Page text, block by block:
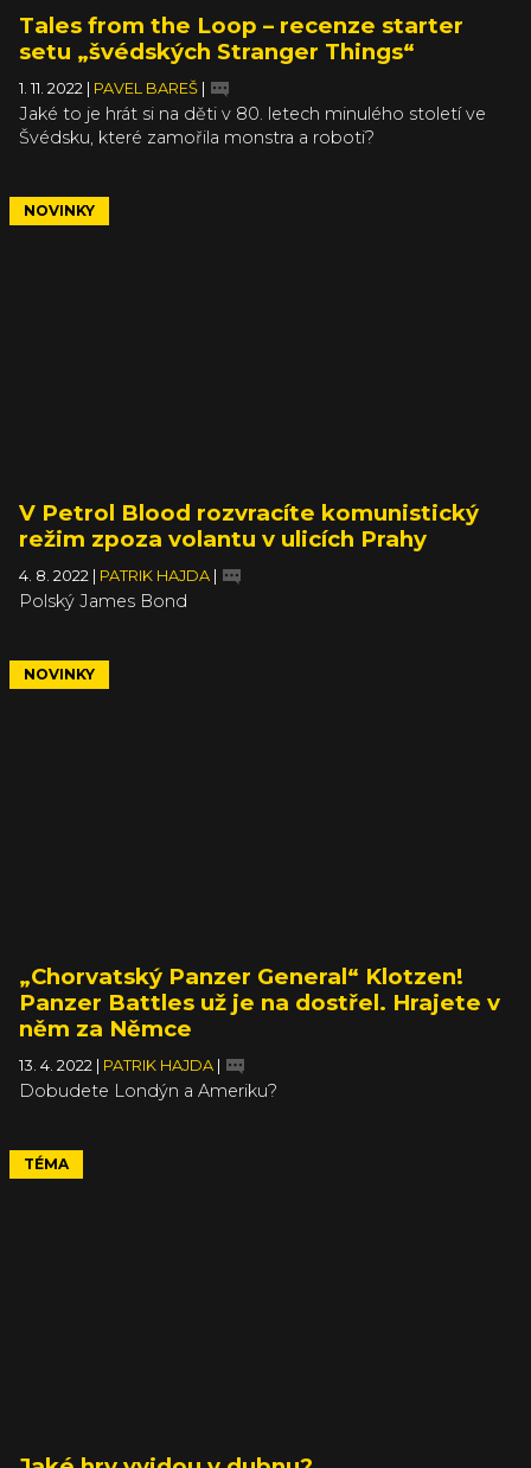
Tales from the Loop – recenze starter
setu „švédských Stranger Things“
1. 11. 2022 PAVEL BAREŠ
Jaké to je hrát si na děti v 80. letech minulého století ve
Švédsku, které zamořila monstra a roboti?
NOVINKY
V Petrol Blood rozvracíte komunistický
režim zpoza volantu v ulicích Prahy
4. 8. 2022 PATRIK HAJDA
Polský James Bond
NOVINKY
„Chorvatský Panzer General“ Klotzen!
Panzer Battles už je na dostřel. Hrajete v
něm za Němce
13. 4. 2022 PATRIK HAJDA
Dobudete Londýn a Ameriku?
TÉMA